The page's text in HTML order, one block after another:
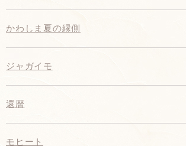
かわしま夏の縁側
ジャガイモ
還暦
モヒート